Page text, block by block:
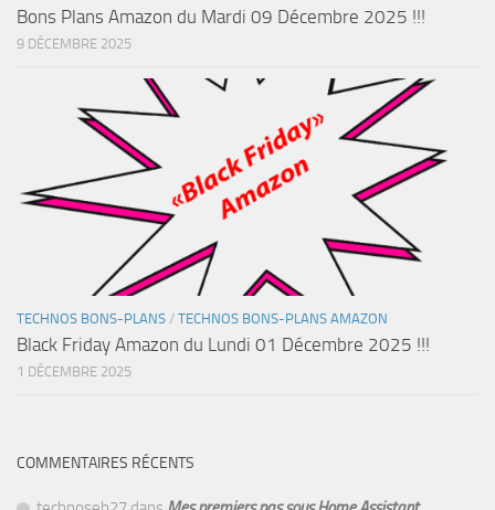
Bons Plans Amazon du Mardi 09 Décembre 2025 !!!
9 DÉCEMBRE 2025
TECHNOS BONS-PLANS / TECHNOS BONS-PLANS AMAZON
Black Friday Amazon du Lundi 01 Décembre 2025 !!!
1 DÉCEMBRE 2025
COMMENTAIRES RÉCENTS